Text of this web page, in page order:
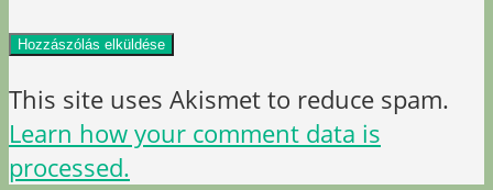
This site uses Akismet to reduce spam.
Learn how your comment data is
processed.